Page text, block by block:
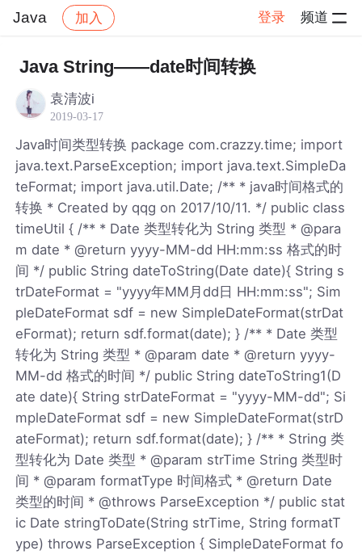
Java 加入 登录 频道
社区 Java 帖子详情
Java String——date时间转换
袁清波i
2019-03-17
Java时间类型转换 package com.crazzy.time; import
java.text.ParseException; import java.text.SimpleDa
teFormat; import java.util.Date; /** * java时间格式的
转换 * Created by qqg on 2017/10/11. */ public class
timeUtil { /** * Date 类型转化为 String 类型 * @para
m date * @return yyyy-MM-dd HH:mm:ss 格式的时
间 */ public String dateToString(Date date){ String s
trDateFormat = "yyyy年MM月dd日 HH:mm:ss"; Sim
pleDateFormat sdf = new SimpleDateFormat(strDat
eFormat); return sdf.format(date); } /** * Date 类型
转化为 String 类型 * @param date * @return yyyy-
MM-dd 格式的时间 */ public String dateToString1(D
ate date){ String strDateFormat = "yyyy-MM-dd"; Si
mpleDateFormat sdf = new SimpleDateFormat(strD
ateFormat); return sdf.format(date); } /** * String 类
型转化为 Date 类型 * @param strTime String 类型时
间 * @param formatType 时间格式 * @return Date
类型的时间 * @throws ParseException */ public stat
ic Date stringToDate(String strTime, String formatT
ype) throws ParseException { SimpleDateFormat fo